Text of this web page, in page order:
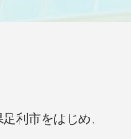
利市をはじめ、